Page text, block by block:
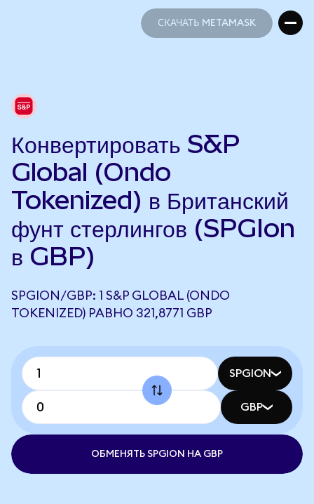
СКАЧАТЬ METAMASK
Конвертировать S&P
Global (Ondo
Tokenized) в Британский
фунт стерлингов (SPGIon
в GBP)
SPGION/GBP: 1 S&P GLOBAL (ONDO
TOKENIZED) РАВНО 321,8771 GBP
SPGION
GBP
ОБМЕНЯТЬ SPGION НА GBP